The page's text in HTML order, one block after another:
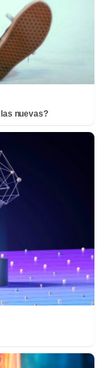
nuevas?